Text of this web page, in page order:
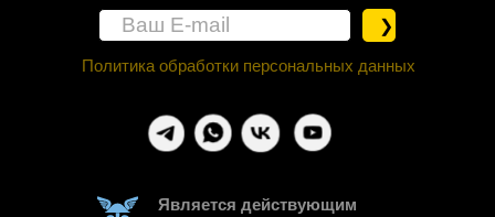
❯
КАТАЛОГ
Политика обработки персональных данных
Является действующим